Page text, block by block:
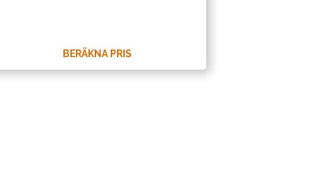
BERÄKNA PRIS